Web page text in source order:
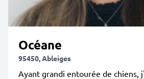
Océane
95450, Ableiges
Ayant grandi entourée de chiens,